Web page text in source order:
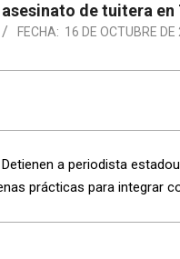
de tuitera en
FECHA: 16 DE OCTUBRE
Detienen a periodista
prácticas para integrar